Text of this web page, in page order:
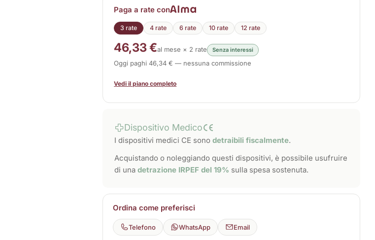
Paga a rate con
3 rate 4 rate 6 rate 10 rate 12 rate
46,33 €al mese × 2 rate Senza interessi
Oggi paghi 46,34 € — nessuna commissione
Vedi il piano completo
Dispositivo Medico
I dispositivi medici CE sonodetraibili fiscalmente.
Acquistando o noleggiando questi dispositivi, è possibile usufruire
di unadetrazione IRPEF del 19% sulla spesa sostenuta.
Ordina come preferisci
Telefono WhatsApp Email